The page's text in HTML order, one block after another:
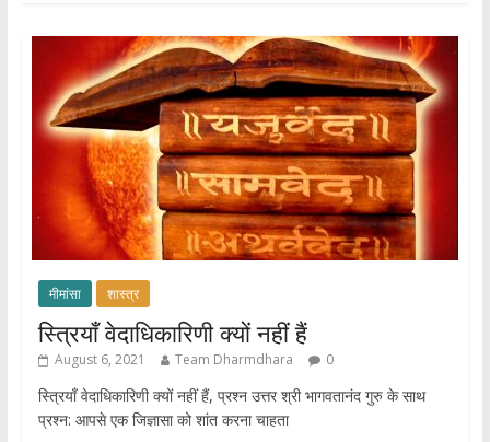
A
p
p
o
o
k
मीमांसा शास्त्र
स्त्रियाँ वेदाधिकारिणी क्यों नहीं हैं
August 6, 2021 Team Dharmdhara 0
स्त्रियाँ वेदाधिकारिणी क्यों नहीं हैं, प्रश्न उत्तर श्री भागवतानंद गुरु के साथ
प्रश्न: आपसे एक जिज्ञासा को शांत करना चाहता